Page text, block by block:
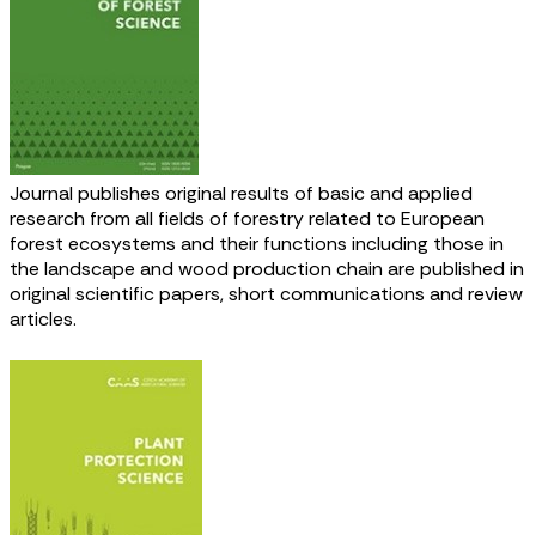
Journal publishes original results of basic and applied
research from all fields of forestry related to European
forest ecosystems and their functions including those in
the landscape and wood production chain are published in
original scientific papers, short communications and review
articles.